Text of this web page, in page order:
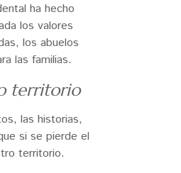
ha hecho
los valores
los abuelos
las familias.
territorio
las historias,
si se pierde el
territorio.